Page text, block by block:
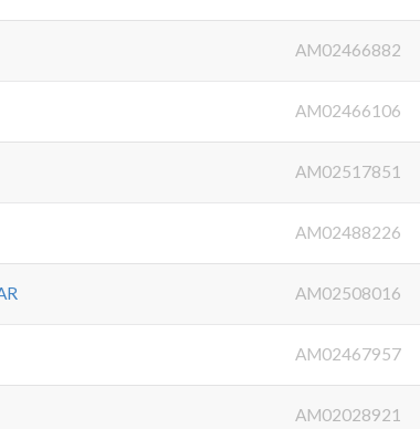
AM02466882
AM02466106
AM02517851
AM02488226
AM02508016
AM02467957
AM02028921